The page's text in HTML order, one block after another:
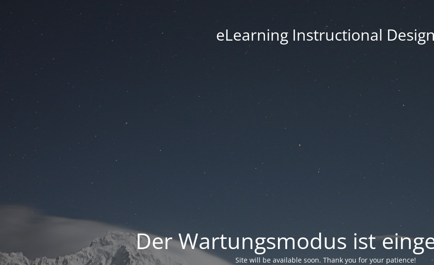
eLearning Instructional
Der Wartungsmodus ist
Site will be available soon. Thank you for your patience!